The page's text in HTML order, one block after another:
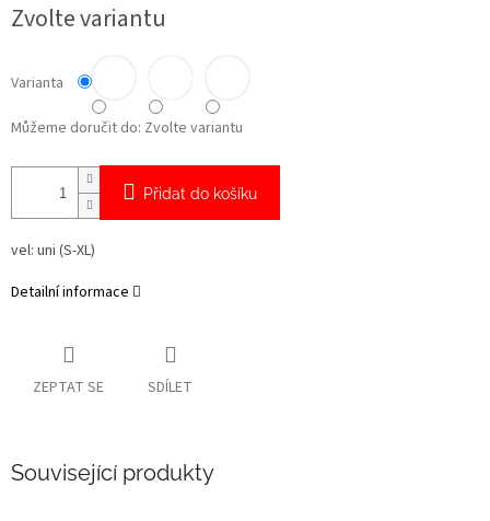
cena:
Zvolte variantu
Varianta
Můžeme doručit do: Zvolte variantu
Přidat do košíku
vel: uni (S-XL)
Detailní informace
ZEPTAT SE SDÍLET
Související produkty